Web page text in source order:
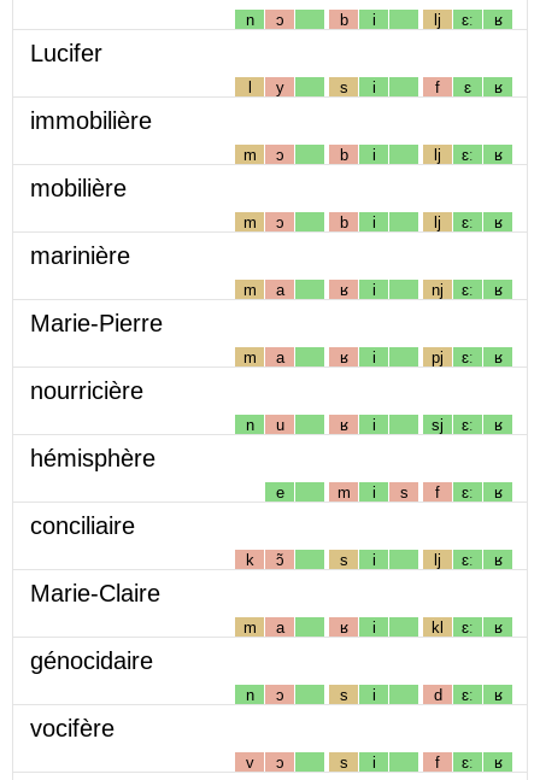
n ɔ b i lj ɛː ʁ
Lucifer
l y s i f ɛ ʁ
immobilière
m ɔ b i lj ɛː ʁ
mobilière
m ɔ b i lj ɛː ʁ
marinière
m a ʁ i nj ɛː ʁ
Marie-Pierre
m a ʁ i pj ɛː ʁ
nourricière
n u ʁ i sj ɛː ʁ
hémisphère
e m i s f ɛː ʁ
conciliaire
k ɔ̃ s i lj ɛː ʁ
Marie-Claire
m a ʁ i kl ɛː ʁ
génocidaire
n ɔ s i d ɛː ʁ
vocifère
v ɔ s i f ɛː ʁ